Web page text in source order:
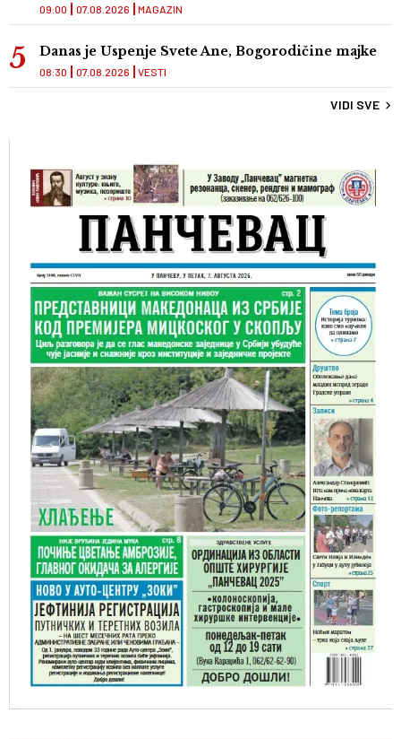
MAGAZIN
09:00 07.08.2026
Danas je Uspenje Svete Ane, Bogorodičine majke
VESTI
08:30 07.08.2026
VIDI SVE